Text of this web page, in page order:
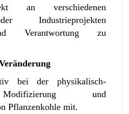
an verschiedenen
Industrieprojekten
Verantwortung zu
bei der physikalisch-
und
Pflanzenkohle mit.